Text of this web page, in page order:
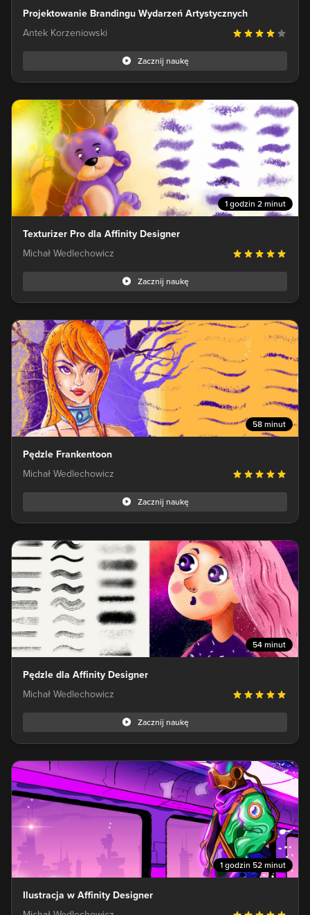
Projektowanie Brandingu Wydarzeń Artystycznych
Antek Korzeniowski
Zacznij naukę
1 godzin 2 minut
Texturizer Pro dla Affinity Designer
Michał Wedlechowicz
Zacznij naukę
58 minut
Pędzle Frankentoon
Michał Wedlechowicz
Zacznij naukę
54 minut
Pędzle dla Affinity Designer
Michał Wedlechowicz
Zacznij naukę
1 godzin 52 minut
Ilustracja w Affinity Designer